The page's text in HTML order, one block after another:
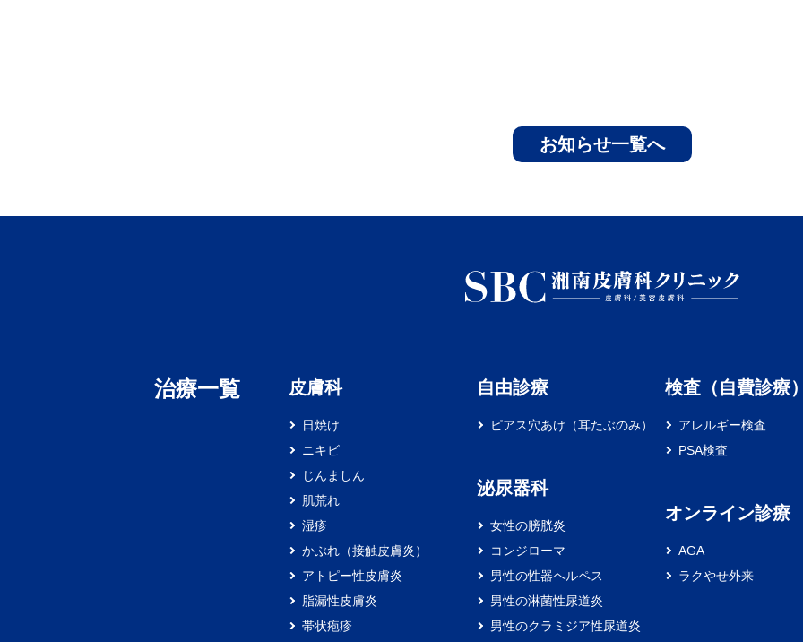
お知らせ一覧へ
治療一覧 皮膚科
日焼け
ニキビ
じんましん
肌荒れ
湿疹
かぶれ（接触皮膚炎）
アトピー性皮膚炎
脂漏性皮膚炎
帯状疱疹
自由診療
ピアス穴あけ（耳たぶのみ）
泌尿器科
女性の膀胱炎
コンジローマ
男性の性器ヘルペス
男性の淋菌性尿道炎
男性のクラミジア性尿道炎
検査（自費診療
アレルギー検査
PSA検査
オンライン診療
AGA
ラクやせ外来